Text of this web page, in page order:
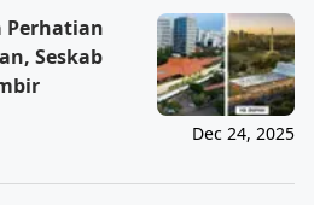
Perhatian
Seskab
Dec 24, 2025